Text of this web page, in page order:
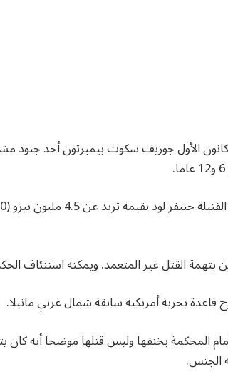
أولونجابو في الفلبين الثلاثاء 1 ديسمبر/كانون الأول جوزيف سكوت بيمبرتون أحد
وقضت
بتهمة القتل غير المتعمد. ويمكنه استنئاف
المحكمة بخنقها وليس قتلها موضحا أنه
الجنس.